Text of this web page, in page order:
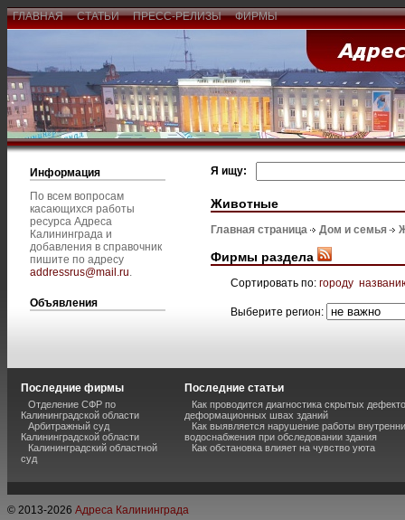
ГЛАВНАЯ СТАТЬИ ПРЕСС-РЕЛИЗЫ ФИРМЫ
Информация
По всем вопросам
касающихся работы
ресурса Адреса
Калининграда и
добавления в справочник
пишите по адресу
addressrus@mail.ru.
Объявления
Я ищу:
Животные
Главная страница Дом и семья
Фирмы раздела
Сортировать по: городу
Выберите регион:
Последние фирмы
Отделение СФР по
Калининградской области
Арбитражный суд
Калининградской области
Калининградский областной
суд
Последние статьи
Как проводится диагностика скрытых
деформационных швах зданий
Как выявляется нарушение работы
водоснабжения при обследовании здания
Как обстановка влияет на чувство уюта
© 2013-2026 Адреса Калининграда